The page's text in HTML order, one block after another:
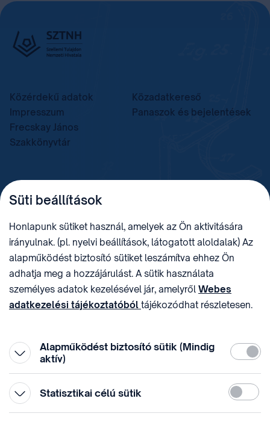
Közérdekű adatok
Közadatkereső
Impresszum
Panaszok és bejelentések
Frecskay János
Szakkönyvtár
TELEFON
+36 (1) 312 4400
sztnh@hipo.gov.hu 15311746-2-42
CÍM
1081 Budapest II. János
Pál pápa tér 7.
HIVATAL RÖVID NEVE
SZTNHOPS, KRID:
174434905
KÖZÖSSÉGI MÉDIA
Süti beállítások
Honlapunk sütiket használ, amelyek az Ön aktivitására
irányulnak. (pl. nyelvi beállítások, látogatott aloldalak) Az
alapműködést biztosító sütiket leszámítva ehhez Ön
adhatja meg a hozzájárulást. A sütik használata
személyes adatok kezelésével jár, amelyről Webes
adatkezelési tájékoztatóból tájékozódhat részletesen.
Alapműködést biztosító sütik (Mindig
aktív)
Statisztikai célú sütik